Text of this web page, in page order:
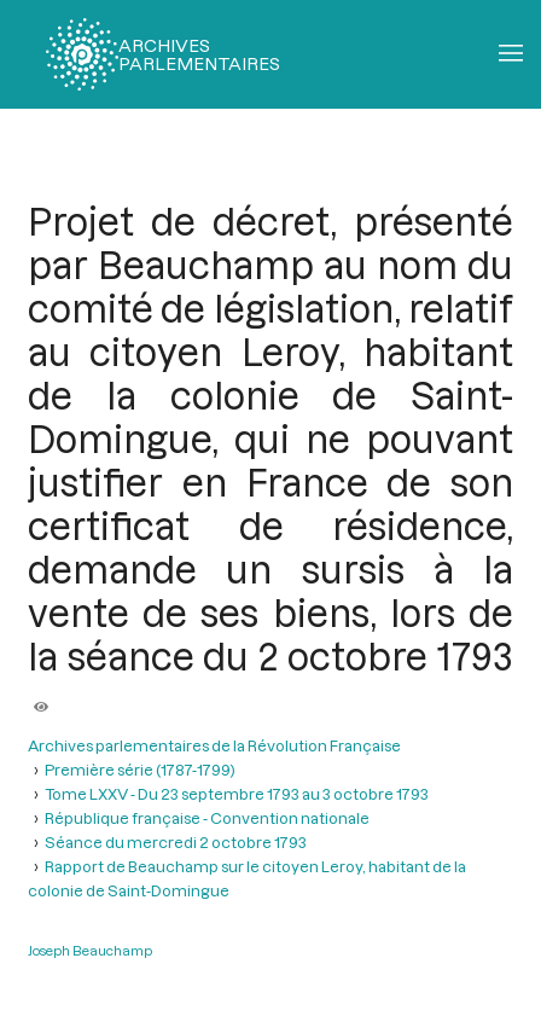
ARCHIVES
PARLEMENTAIRES
Projet de décret, présenté
par Beauchamp au nom du
comité de législation, relatif
au citoyen Leroy, habitant
de la colonie de Saint-
Domingue, qui ne pouvant
justifier en France de son
certificat de résidence,
demande un sursis à la
vente de ses biens, lors de
la séance du 2 octobre 1793
Archives parlementaires de la Révolution Française
Première série (1787-1799)
Tome LXXV - Du 23 septembre 1793 au 3 octobre 1793
République française - Convention nationale
Séance du mercredi 2 octobre 1793
Rapport de Beauchamp sur le citoyen Leroy, habitant de la
colonie de Saint-Domingue
Joseph Beauchamp